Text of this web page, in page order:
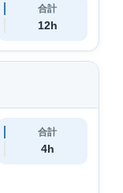
合計
12h
合計
4h